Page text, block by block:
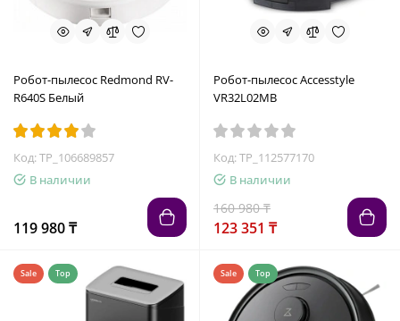
Робот-пылесос Redmond RV-
R640S Белый
Код: TP_106689857
В наличии
119 980 ₸
Робот-пылесос Accesstyle
VR32L02MB
Код: TP_112577170
В наличии
160 980 ₸
123 351 ₸
Sale Top Sale Top